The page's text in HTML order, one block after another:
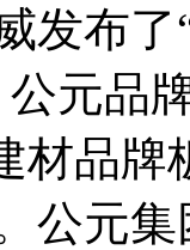
发布
元品
材品
公元